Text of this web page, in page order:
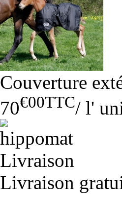
Couverture
70€00TTC/ l'
Livraison